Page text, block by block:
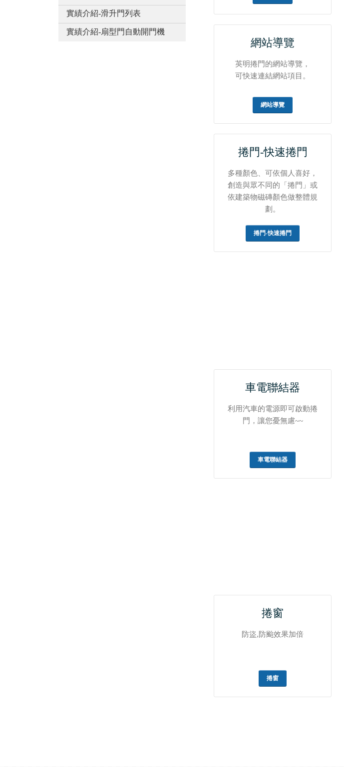
網站導覽
英明捲門的網站導覽，
可快速連結網站項目。
網站導覽
捲門-快速捲門
多種顏色、可依個人喜好，
創造與眾不同的「捲門」或
依建築物磁磚顏色做整體規
劃。
捲門-快速捲門
車電聯結器
利用汽車的電源即可啟動捲
門，讓您憂無慮~~
車電聯結器
捲窗
防盜,防颱效果加倍
捲窗
實績介紹-滑升門列表
實績介紹-扇型門自動開門機